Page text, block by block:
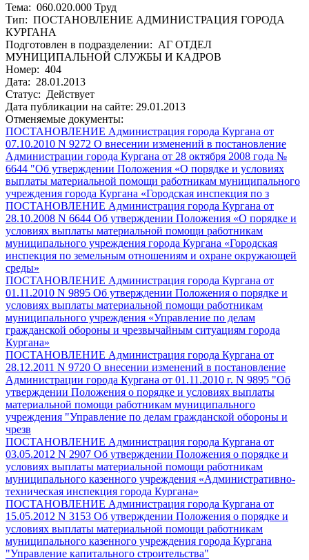
Тема: 060.020.000 Труд
Тип: ПОСТАНОВЛЕНИЕ АДМИНИСТРАЦИЯ ГОРОДА
КУРГАНА
Подготовлен в подразделении: АГ ОТДЕЛ
МУНИЦИПАЛЬНОЙ СЛУЖБЫ И КАДРОВ
Номер: 404
Дата: 28.01.2013
Статус: Действует
Дата публикации на сайте: 29.01.2013
Отменяемые документы:
ПОСТАНОВЛЕНИЕ Администрация города Кургана от
07.10.2010 N 9272 О внесении изменений в постановление
Администрации города Кургана от 28 октября 2008 года №
6644 "Об утверждении Положения «О порядке и условиях
выплаты материальной помощи работникам муниципального
учреждения города Кургана «Городская инспекция по з
ПОСТАНОВЛЕНИЕ Администрация города Кургана от
28.10.2008 N 6644 Об утверждении Положения «О порядке и
условиях выплаты материальной помощи работникам
муниципального учреждения города Кургана «Городская
инспекция по земельным отношениям и охране окружающей
среды»
ПОСТАНОВЛЕНИЕ Администрация города Кургана от
01.11.2010 N 9895 Об утверждении Положения о порядке и
условиях выплаты материальной помощи работникам
муниципального учреждения «Управление по делам
гражданской обороны и чрезвычайным ситуациям города
Кургана»
ПОСТАНОВЛЕНИЕ Администрация города Кургана от
28.12.2011 N 9720 О внесении изменений в постановление
Администрации города Кургана от 01.11.2010 г. N 9895 "Об
утверждении Положения о порядке и условиях выплаты
материальной помощи работникам муниципального
учреждения "Управление по делам гражданской обороны и
чрезв
ПОСТАНОВЛЕНИЕ Администрация города Кургана от
03.05.2012 N 2907 Об утверждении Положения о порядке и
условиях выплаты материальной помощи работникам
муниципального казенного учреждения «Административно-
техническая инспекция города Кургана»
ПОСТАНОВЛЕНИЕ Администрация города Кургана от
15.05.2012 N 3153 Об утверждении Положения о порядке и
условиях выплаты материальной помощи работникам
муниципального казенного учреждения города Кургана
"Управление капитального строительства"